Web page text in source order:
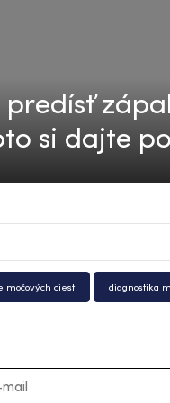
si dajte
močových ciest diagnostika